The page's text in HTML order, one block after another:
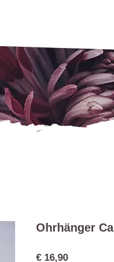
Ohrhänger
€ 16,90Preis